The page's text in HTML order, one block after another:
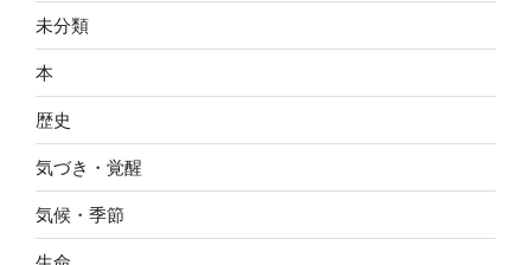
未分類
本
歴史
気づき・覚醒
気候・季節